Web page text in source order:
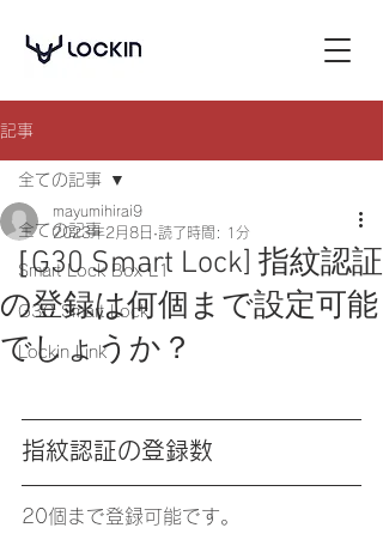
記事
全ての記事
Smart Lock Box L1
G30 Smart Lock
Lockin Link
全ての記事
［G30 Smart Lock] 指紋認証
の登録は何個まで設定可能
でしょうか？
mayumihirai9
2023年2月8日 読了時間: 1分
指紋認証の登録数
20個まで登録可能です。